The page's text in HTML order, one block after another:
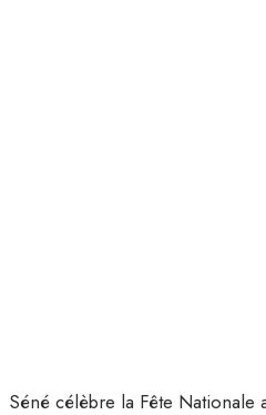
Séné célèbre la Fête